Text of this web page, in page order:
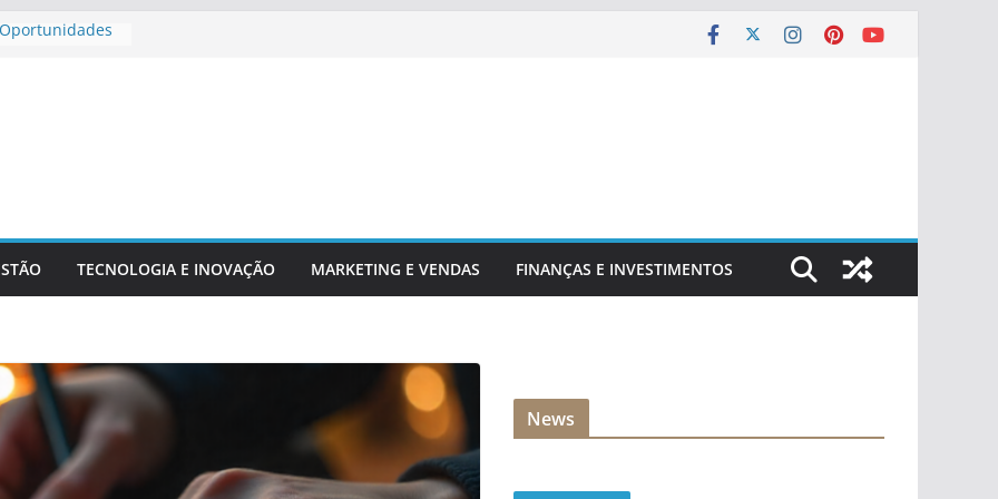
TECNOLOGIA E INOVAÇÃO MARKETING E VENDAS FINANÇAS E INVESTIMENTOS
News